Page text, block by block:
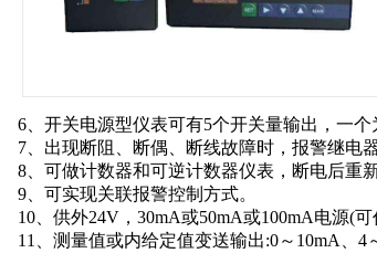
6、开关电源型仪表可有5个开关量输出，一
7、出现断阻、断偶、断线故障时，报警继电
8、可做计数器和可逆计数器仪表，断电后重
9、可实现关联报警控制方式。
10、供外24V，30mA或50mA或100mA电源(
11、测量值或内给定值变送输出:0～10mA、4